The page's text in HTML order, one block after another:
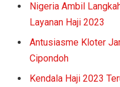
Nigeria Ambil
Layanan Haji 2023
Antusiasme Kloter
Cipondoh
Kendala Haji 2023